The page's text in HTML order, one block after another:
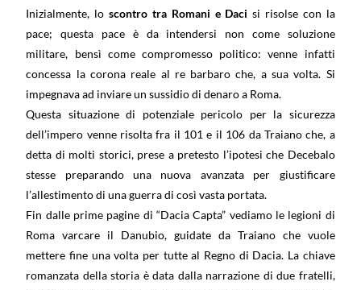
Inizialmente, lo scontro tra Romani e Daci si risolse con la
pace; questa pace è da intendersi non come soluzione
militare, bensì come compromesso politico: venne infatti
concessa la corona reale al re barbaro che, a sua volta. Si
impegnava ad inviare un sussidio di denaro a Roma.
Questa situazione di potenziale pericolo per la sicurezza
dell’impero venne risolta fra il 101 e il 106 da Traiano che, a
detta di molti storici, prese a pretesto l’ipotesi che Decebalo
stesse preparando una nuova avanzata per giustificare
l’allestimento di una guerra di così vasta portata.
Fin dalle prime pagine di “Dacia Capta” vediamo le legioni di
Roma varcare il Danubio, guidate da Traiano che vuole
mettere fine una volta per tutte al Regno di Dacia. La chiave
romanzata della storia è data dalla narrazione di due fratelli,